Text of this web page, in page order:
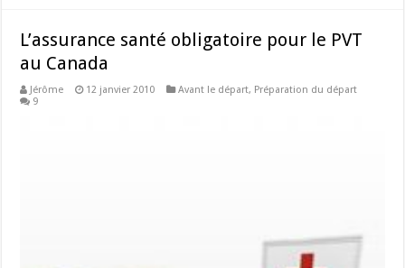
L’assurance santé obligatoire pour le PVT
au Canada
Jérôme 12 janvier 2010 Avant le départ, Préparation du départ
9